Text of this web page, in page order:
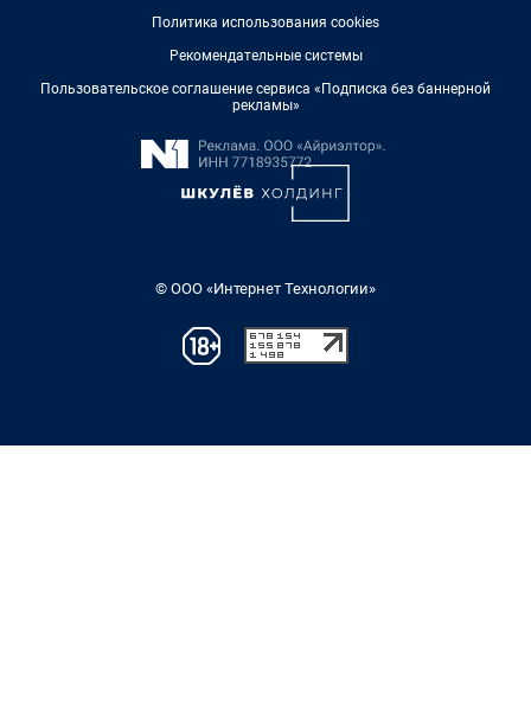
Политика использования cookies
Рекомендательные системы
Пользовательское соглашение сервиса «Подписка без баннерной
рекламы»
© ООО «Интернет Технологии»